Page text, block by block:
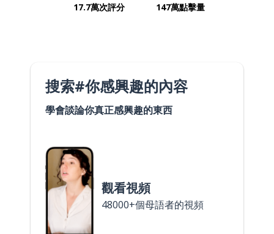
17.7萬次評分 147萬點擊量
搜索#你感興趣的內容
學會談論你真正感興趣的東西
觀看視頻
48000+個母語者的視頻